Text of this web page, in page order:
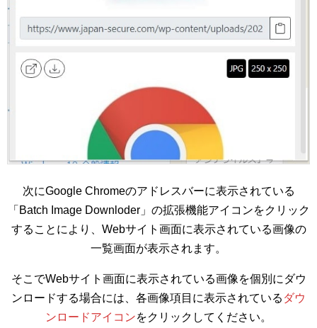
次にGoogle Chromeのアドレスバーに表示されている
「Batch Image Downloder」の拡張機能アイコンをクリック
することにより、Webサイト画面に表示されている画像の
一覧画面が表示されます。
そこでWebサイト画面に表示されている画像を個別にダウ
ンロードする場合には、各画像項目に表示されている ダウ
ンロードアイコンをクリックしてください。